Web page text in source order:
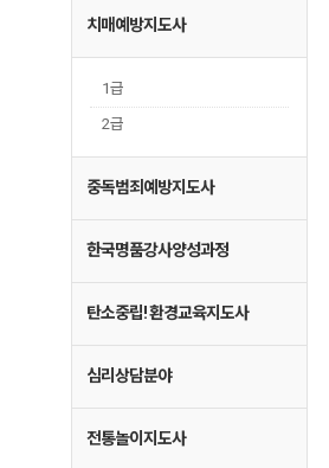
치매예방지도사
1급
2급
중독범죄예방지도사
한국명품강사양성과정
탄소중립! 환경교육지도사
심리상담분야
전통놀이지도사